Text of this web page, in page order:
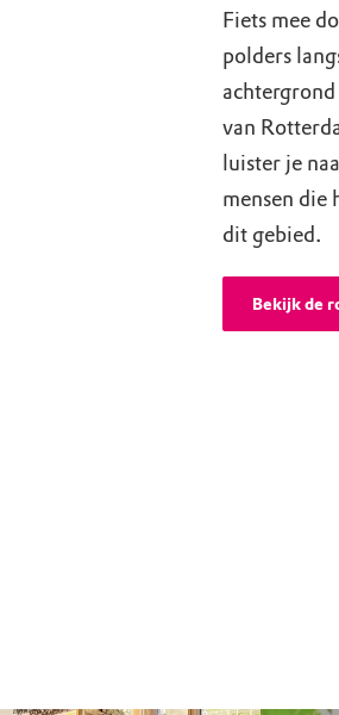
Fiets mee
polders
achtergrond
van
luister je
mensen die
dit gebied.
Bekijk de